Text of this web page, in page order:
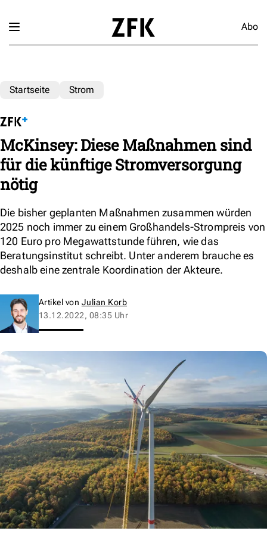
Abo
Startseite Strom
McKinsey: Diese Maßnahmen sind
für die künftige Stromversorgung
nötig
Die bisher geplanten Maßnahmen zusammen würden
2025 noch immer zu einem Großhandels-Strompreis von
120 Euro pro Megawattstunde führen, wie das
Beratungsinstitut schreibt. Unter anderem brauche es
deshalb eine zentrale Koordination der Akteure.
Artikel von Julian Korb
13.12.2022, 08:35 Uhr